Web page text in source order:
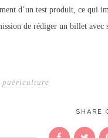
d’un test produit, ce qui
de rédiger un billet
puériculture
SHARE